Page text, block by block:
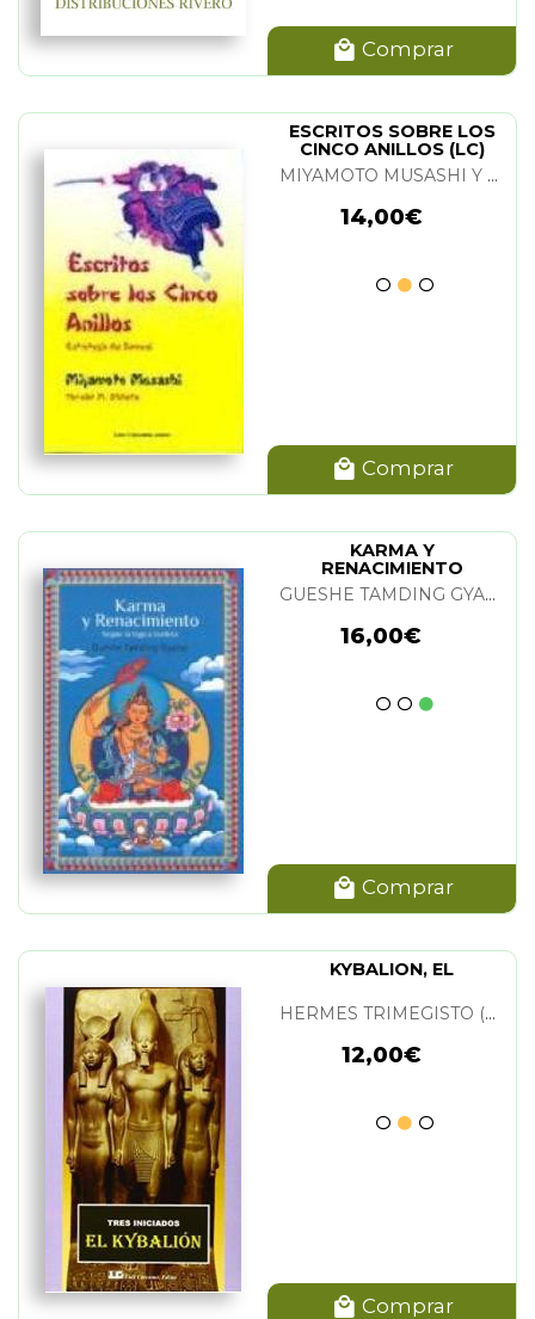
Comprar
ESCRITOS SOBRE LOS
CINCO ANILLOS (LC)
MIYAMOTO MUSASHI Y M. SHIBATA
14,00€
Comprar
KARMA Y
RENACIMIENTO
GUESHE TAMDING GYATSO
16,00€
Comprar
KYBALION, EL
HERMES TRIMEGISTO (TRES INICIADOS)
12,00€
Comprar